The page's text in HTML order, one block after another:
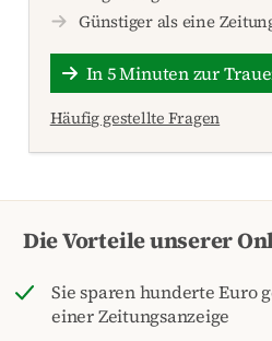
Günstiger als eine
In 5 Minuten zur
Häufig gestellte Fragen
Die Vorteile unserer
Sie sparen hunderte Euro
einer Zeitungsanzeige